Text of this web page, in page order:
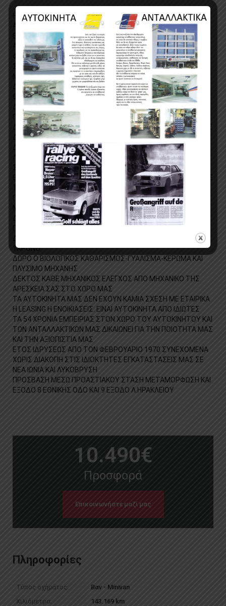
Η ΕΤΑΙΡΕΙΑ ΣΤΑΥΡΟΣ ΠΑΠΑΔΑΚΗΣ ΓΙΑ ΚΑΘΕ ΑΓΟΡΑ
ΑΥΤΟΚΙΝΗΤΟΥ ΠΟΥ ΘΑ ΑΓΟΡΑΣΕΤΕ ΑΠΟ ΤΗΝ ΕΤΑΙΡΕΙΑ ΜΑΣ
ΕΧΕΤΕ ΔΩΡΕΑΝ ΕΚΠΤΩΣΗ 18% ΕΦΟΡΟΥ ΖΩΗΣ ΣΤΟ
ΑΥΤΟΚΙΝΗΤΟ ΣΕ ΑΝΤΑΛΛΑΚΤΙΚΑ ΣΤΟ SERVICE ΣΤΗΝ
ΦΑΝΟΠΟΙΙΑ ΚΑΙ ΣΤΗ ΒΑΦΗ
ΣΟΚ!!!! ΜΟΝΑΔΙΚΗ ΧΡΗΜΑΤΟΔΟΤΗΣΗ ΑΠΟ 7,5% ΚΑΙ ΕΩΣ 60
ΜΗΝΕΣ
ΔΥΝΑΤΟΤΗΤΑ ΜΕ ΧΡΗΜΑΤΟΔΟΤΗΣΗ ΜΕΣΩ ΤΡΑΠΕΖΗΣ ΕΩΣ
60 ΜΗΝΕΣ ΕΞΟΦΛΗΣΗ
ΔΥΝΑΤΟΤΗΤΑ AΓΟΡΑΣ ΜΕ ΓΡΑΜΜΑΤΙΑ MONO ΜΕ ΤΟ 60%
ΠΡΟΚΑΤΑΒΟΛΗΣ ΚΑΙ ΜΕΧΡΙ 24 ΜΗΝΕΣ EΞΟΦΛΗΣΗ
ΔΥΝΑΤΟΤΗΤΑ ΑΓΟΡΑΣ ΚΑΙ ΜΕ ΟΛΕΣ ΤΙΣ ΠΙΣΤΩΤΙΚΕΣ ΚΑΡΤΕΣ
ΔΕΚΤΕΣ
ΔΕΚΤΗ ΠΛΗΡΩΜΗ ME ΑΠΕΥΘΕΙΑΣ ΚΑΤΑΘΕΣΗ ΣΕ ΤΡΑΠΕΖΙΚΟ
ΛΟΓΑΡΙΑΣΜΟ ΚΑΙ ΜΕΣΩ Ε ΒΑΝΚΙΝG
ΣΕ ΟΛΑ ΜΑΣ ΤΑ ΑΥΤΟΚΙΝΗΤΑ ΣΥΝΟΔΕΥΟΝΤΑΙ ΑΠΟ ΓΡΑΠΤΗ
ΕΓΓΥΗΣΗ ΑΤΡΑΚΑΡΙΣΤΟΥ ΚΑΙ ΠΙΣΤΟΠΟΙΗΣΗ ΧΙΛΙΟΜΕΤΡΩΝ ΜΕ
ΤΟ ΤΙΜΟΛΟΓΙΟ ΑΓΟΡΑΣ ΤΟΥ ΑΥΤΟΚΙΝΗΤΟΥ.
ΓΡΑΠΤΗ ΕΓΓΥΗΣΗ ΑΥΤΟΚΙΝΗΤΟΥ ΑΠΟ ΤΗΝ ΕΤΑΙΡΕΙΑ ΜΑΣ ΣΕ
ΜΗΧΑΝΗ ΚΑΙ ΣΑΣΜΑΝ
ΔΩΡΟ ΤΟ SERVICE ΑΠΟ ΤΗΝ ΕΤΑΙΡΕΙΑ ΜΑΣ ΚΑΤΑ ΤΗΝ
ΠΑΡΑΔΟΣΗ ΤΟΥ ΑΥΤΟΚΙΝΗΤΟΥ
ΔΩΡΟ ΤΟ ΚΤΕΟ ΓΙΑ ΔΥΟ ΧΡΟΝΙΑ ΚΑΙ ΚΑΡΤΑ ΚΑΥΣΑΕΡΙΩΝ ΓΙΑ
1ΧΡΟΝΟ
ΔΩΡΟ Ο ΒΙΟΛΟΓΙΚΟΣ ΚΑΘΑΡΙΣΜΟΣ-ΓΥΑΛΙΣΜΑ-ΚΕΡΩΜΑ ΚΑΙ
ΠΛΥΣΙΜΟ ΜΗΧΑΝΗΣ
ΔΕΚΤΟΣ ΚΑΘΕ ΜΗΧΑΝΙΚΟΣ ΕΛΕΓΧΟΣ ΑΠΟ ΜΗΧΑΝΙΚΟ ΤΗΣ
ΑΡΕΣΚΕΙΑ ΣΑΣ ΣΤΟ ΧΩΡΟ ΜΑΣ
ΤΑ ΑΥΤΟΚΙΝΗΤΑ ΜΑΣ ΔΕΝ ΕΧΟΥΝ ΚΑΜΙΑ ΣΧΕΣΗ ΜΕ ΕΤΑΙΡΙΚΑ
Η LEASING Η ΕΝΟΙΚΙΑΣΕΙΣ. ΕΙΝΑΙ ΑΥΤΟΚΙΝΗΤΑ ΑΠΟ ΙΔΙΩΤΕΣ
ΤΑ 54 ΧΡΟΝΙΑ ΕΜΠΕΙΡΙΑΣ ΣΤΟΝ ΧΩΡΟ ΤΟΥ ΑΥΤΟΚΙΝΗΤΟΥ ΚΑΙ
ΤΩΝ ΑΝΤΑΛΛΑΚΤΙΚΩΝ ΜΑΣ ΔΙΚΑΙΩΝΕΙ ΓΙΑ ΤΗΝ ΠΟΙΟΤΗΤΑ ΜΑΣ
ΚΑΙ ΤΗΝ ΑΞΙΟΠΙΣΤΙΑ ΜΑΣ
ΕΤΟΣ ΙΔΡΥΣΕΩΣ ΑΠΟ ΤΟΝ ΦΕΒΡΟΥΑΡΙΟ 1970 ΣΥΝΕΧΟΜΕΝΑ
ΧΩΡΙΣ ΔΙΑΚΟΠΗ ΣΤΙΣ ΙΔΙΟΚΤΗΤΕΣ ΕΓΚΑΤΑΣΤΑΣΕΙΣ ΜΑΣ ΣΕ
ΝΕΑ ΙΩΝΙΑ ΚΑΙ ΛΥΚΟΒΡΥΣΗ
ΠΡΟΣΒΑΣΗ ΜΕΣΩ ΠΡΟΑΣΤΙΑΚΟΥ ΣΤΑΣΗ ΜΕΤΑΜΟΡΦΩΣΗ ΚΑΙ
ΕΞΟΔΟ 8 ΕΘΝΙΚΗΣ ΟΔΟ ΚΑΙ 9 ΕΞΟΔΟ Λ.ΗΡΑΚΛΕΙΟΥ
10.490€
Προσφορά
Επικοινωνήστε μαζί μας
Πληροφορίες
Τύπος οχήματος:
Βαν - Minivan
Χιλιόμετρα:
143.169 km